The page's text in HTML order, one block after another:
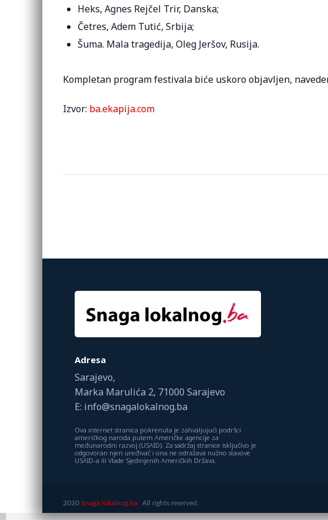
Heks, Agnes Rejčel Trir, Danska;
Četres, Adem Tutić, Srbija;
Šuma. Mala tragedija, Oleg Jeršov, Rusija.
Kompletan program festivala biće uskoro objavljen,
Izvor: ba.ekapija.com
Adresa
Sarajevo,
Marka Marulića 2, 71000 Sarajevo
E: info@snagalokalnog.ba
Ova internet stranica pokrenuta je zahvaljujući podršci
američkog naroda putem Američke agencije za
međunarodni razvoj (USAID). Za sadržaj stranice isključivo je
odgovoran njen uređivač i ona ne odražava nužno stavove
USAID-a ili Vlade Sjedinjenih Američkih Država.
2020 Snaga lokalnog.ba. All rights reserved.